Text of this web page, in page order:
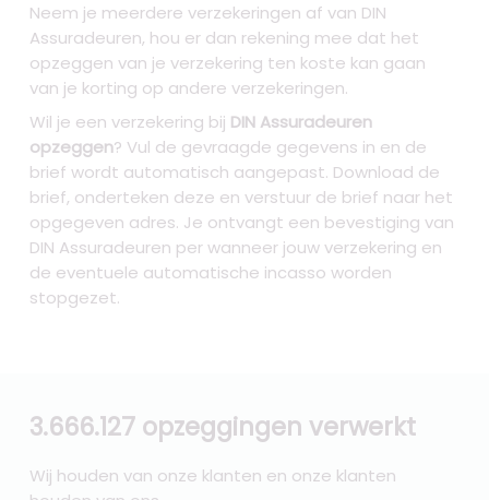
Neem je meerdere verzekeringen af van DIN
Assuradeuren, hou er dan rekening mee dat het
opzeggen van je verzekering ten koste kan gaan
van je korting op andere verzekeringen.
Wil je een verzekering bij DIN Assuradeuren
opzeggen? Vul de gevraagde gegevens in en de
brief wordt automatisch aangepast. Download de
brief, onderteken deze en verstuur de brief naar het
opgegeven adres. Je ontvangt een bevestiging van
DIN Assuradeuren per wanneer jouw verzekering en
de eventuele automatische incasso worden
stopgezet.
3.666.127 opzeggingen verwerkt
Wij houden van onze klanten en onze klanten